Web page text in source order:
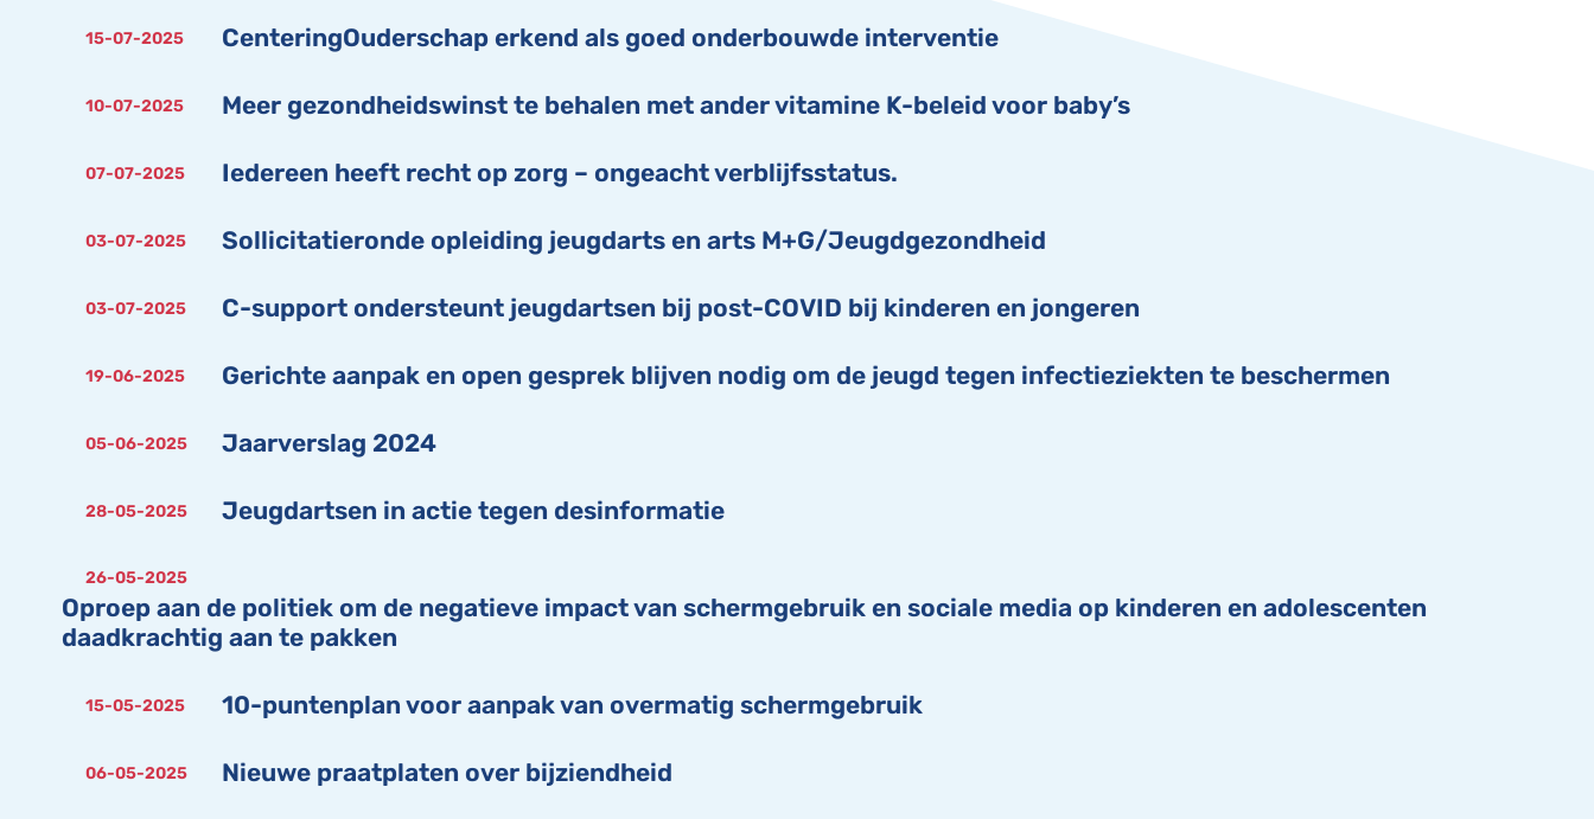
15-07-2025 CenteringOuderschap erkend als goed onderbouwde interventie
10-07-2025 Meer gezondheidswinst te behalen met ander vitamine K-beleid voor baby’s
07-07-2025 Iedereen heeft recht op zorg – ongeacht verblijfsstatus.
03-07-2025 Sollicitatieronde opleiding jeugdarts en arts M+G/Jeugdgezondheid
03-07-2025 C-support ondersteunt jeugdartsen bij post-COVID bij kinderen en jongeren
19-06-2025 Gerichte aanpak en open gesprek blijven nodig om de jeugd tegen infectieziekten te beschermen
05-06-2025 Jaarverslag 2024
28-05-2025 Jeugdartsen in actie tegen desinformatie
26-05-2025
Oproep aan de politiek om de negatieve impact van schermgebruik en sociale media op kinderen en adolescenten
daadkrachtig aan te pakken
15-05-2025 10-puntenplan voor aanpak van overmatig schermgebruik
06-05-2025 Nieuwe praatplaten over bijziendheid